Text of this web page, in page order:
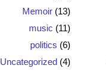
Memoir (13)
music (11)
politics (6)
Uncategorized (4)